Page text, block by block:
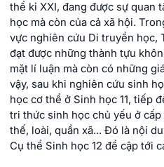
thể kỉ XXI, đang được sự quan
học mà còn của cả xã hội.
vực nghiên cứu Di truyền học,
đạt được những thành tựu
mặt lí luận mà còn có những
vậy, sau khi nghiên cứu sinh
học cơ thể ở Sinh học 11, tiếp
tri thức sinh học chủ yếu ở
thế, loài, quần xã... Đó là nội
Cụ thể Sinh học 12 đề cập tới